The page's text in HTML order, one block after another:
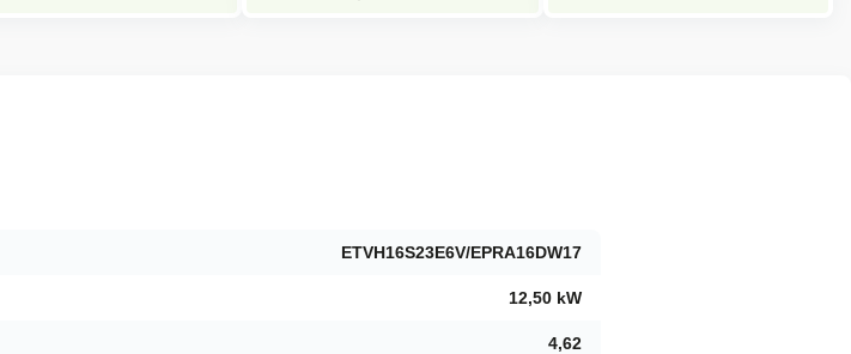
ETVH16S23E6V/EPRA16DW17
12,50 kW
4,62